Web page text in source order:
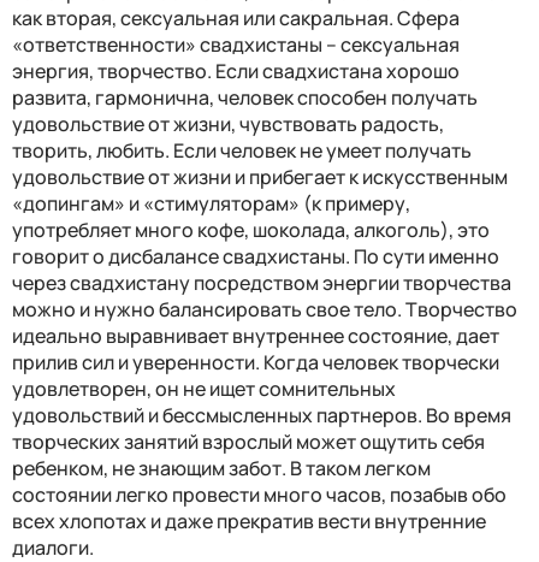
как вторая, сексуальная или сакральная. Сфера
«ответственности» свадхистаны – сексуальная
энергия, творчество. Если свадхистана хорошо
развита, гармонична, человек способен получать
удовольствие от жизни, чувствовать радость,
творить, любить. Если человек не умеет получать
удовольствие от жизни и прибегает к искусственным
«допингам» и «стимуляторам» (к примеру,
употребляет много кофе, шоколада, алкоголь), это
говорит о дисбалансе свадхистаны. По сути именно
через свадхистану посредством энергии творчества
можно и нужно балансировать свое тело. Творчество
идеально выравнивает внутреннее состояние, дает
прилив сил и уверенности. Когда человек творчески
удовлетворен, он не ищет сомнительных
удовольствий и бессмысленных партнеров. Во время
творческих занятий взрослый может ощутить себя
ребенком, не знающим забот. В таком легком
состоянии легко провести много часов, позабыв обо
всех хлопотах и даже прекратив вести внутренние
диалоги.